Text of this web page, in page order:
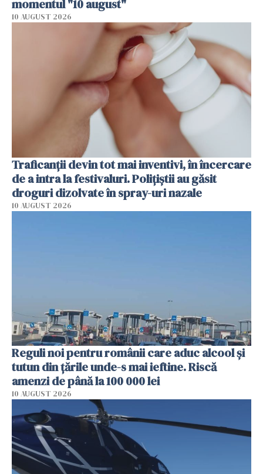
momentul "10 august"
10 AUGUST 2026
Traficanții devin tot mai inventivi, în încercare
de a intra la festivaluri. Polițiștii au găsit
droguri dizolvate în spray-uri nazale
10 AUGUST 2026
Reguli noi pentru românii care aduc alcool și
tutun din țările unde-s mai ieftine. Riscă
amenzi de până la 100 000 lei
10 AUGUST 2026